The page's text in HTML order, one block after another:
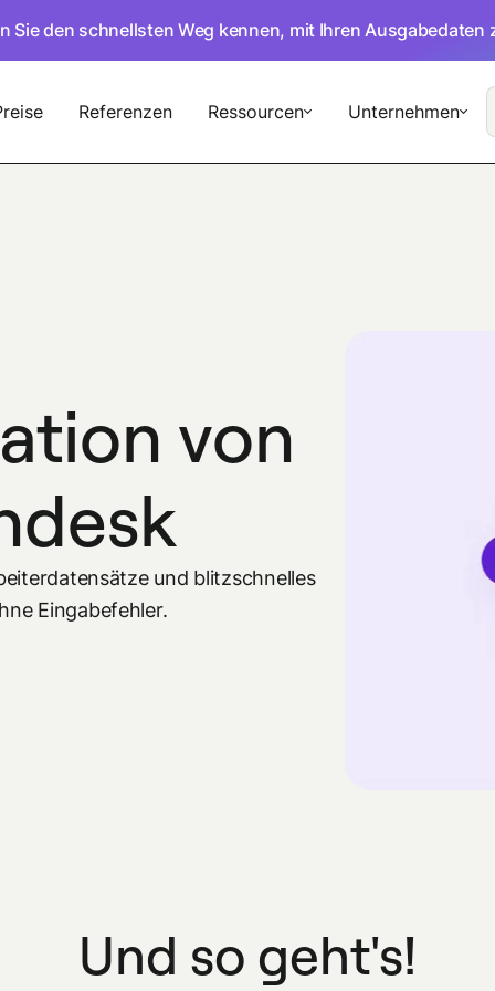
Sie den schnellsten Weg kennen, mit Ihren Ausgabedaten
Referenzen Ressourcen Unternehmen
von
und blitzschnelles
Eingabefehler.
Und so geht's!